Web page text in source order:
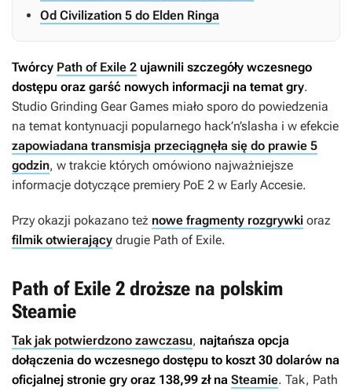
Od Civilization 5 do Elden Ringa
Twórcy Path of Exile 2 ujawnili szczegóły wczesnego
dostępu oraz garść nowych informacji na temat gry.
Studio Grinding Gear Games miało sporo do powiedzenia
na temat kontynuacji popularnego hack’n’slasha i w efekcie
zapowiadana transmisja przeciągnęła się do prawie 5
godzin, w trakcie których omówiono najważniejsze
informacje dotyczące premiery PoE 2 w Early Accesie.
Przy okazji pokazano też nowe fragmenty rozgrywki oraz
filmik otwierający drugie Path of Exile.
Path of Exile 2 droższe na polskim
Steamie
Tak jak potwierdzono zawczasu, najtańsza opcja
dołączenia do wczesnego dostępu to koszt 30 dolarów na
oficjalnej stronie gry oraz 138,99 zł na Steamie. Tak, Path